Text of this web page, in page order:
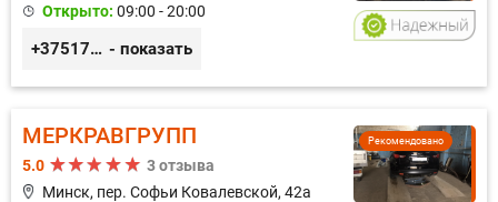
Открыто: 09:00 - 20:00
+375173212443 - показать
Рекомендовано
МЕРКРАВГРУПП
5.0
3 отзыва
Минск, пер. Софьи Ковалевской, 42а